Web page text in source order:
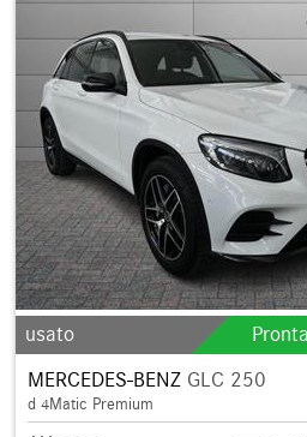
usato
MERCEDES-BENZ GLC 250
d 4Matic Premium